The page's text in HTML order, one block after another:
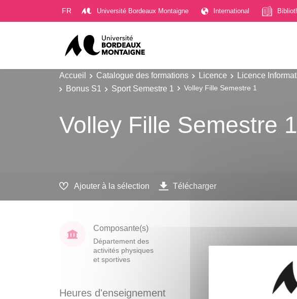
FR Université Bordeaux Montaigne International
Accueil Catalogue des formations Licence Licence
Bonus S1
Sport Semestre 1 Volley Fille Semestre 1
Volley Fille Semestre 1
Ajouter à la sélection Télécharger
Composante(s)
Département des
activités physiques
et sportives
Heures d'enseignement